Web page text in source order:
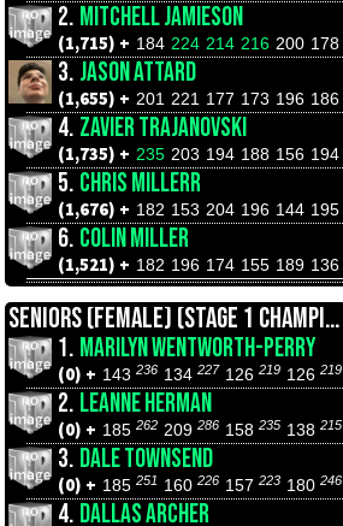
2. MITCHELL JAMIESON
(1,715) + 184 224 214 216 200 178
3. JASON ATTARD
(1,655) + 201 221 177 173 196 186
4. ZAVIER TRAJANOVSKI
(1,735) + 235 203 194 188 156 194
5. CHRIS MILLERR
(1,676) + 182 153 204 196 144 195
6. COLIN MILLER
(1,521) + 182 196 174 155 189 136
SENIORS (FEMALE) (STAGE 1 CHAMPIONSHIPS)
1. MARILYN WENTWORTH-PERRY
(0) + 143 236 134 227 126 219 126 219
2. LEANNE HERMAN
(0) + 185 262 209 286 158 235 138 215
3. DALE TOWNSEND
(0) + 185 251 160 226 157 223 180 246
4. DALLAS ARCHER